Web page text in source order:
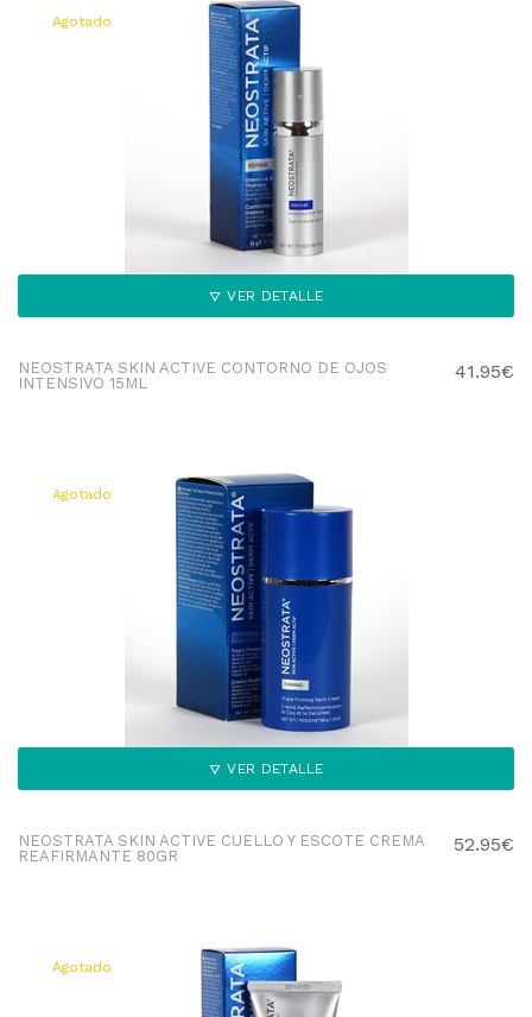
Agotado
VER DETALLE
NEOSTRATA SKIN ACTIVE CONTORNO DE OJOS
INTENSIVO 15ML
41.95€
Agotado
VER DETALLE
NEOSTRATA SKIN ACTIVE CUELLO Y ESCOTE CREMA
REAFIRMANTE 80GR
52.95€
Agotado